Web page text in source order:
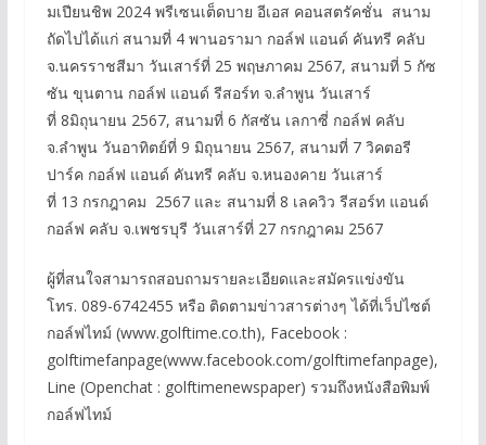
มเปียนชิพ 2024 พรีเซนเต็ดบาย อีเอส คอนสตรัคชั่น สนาม
ถัดไปได้แก่ สนามที่ 4 พานอรามา กอล์ฟ แอนด์ คันทรี คลับ
จ.นครราชสีมา วันเสาร์ที่ 25 พฤษภาคม 2567, สนามที่ 5 กัซ
ซัน ขุนตาน กอล์ฟ แอนด์ รีสอร์ท จ.ลำพูน วันเสาร์
ที่ 8มิถุนายน 2567, สนามที่ 6 กัสซัน เลกาซี่ กอล์ฟ คลับ
จ.ลำพูน วันอาทิตย์ที่ 9 มิถุนายน 2567, สนามที่ 7 วิคตอรี
ปาร์ค กอล์ฟ แอนด์ คันทรี คลับ จ.หนองคาย วันเสาร์
ที่ 13 กรกฎาคม 2567 และ สนามที่ 8 เลควิว รีสอร์ท แอนด์
กอล์ฟ คลับ จ.เพชรบุรี วันเสาร์ที่ 27 กรกฎาคม 2567
ผู้ที่สนใจสามารถสอบถามรายละเอียดและสมัครแข่งขัน
โทร. 089-6742455 หรือ ติดตามข่าวสารต่างๆ ได้ที่เว็ปไซต์
กอล์ฟไทม์ (www.golftime.co.th), Facebook :
golftimefanpage(www.facebook.com/golftimefanpage),
Line (Openchat : golftimenewspaper) รวมถึงหนังสือพิมพ์
กอล์ฟไทม์